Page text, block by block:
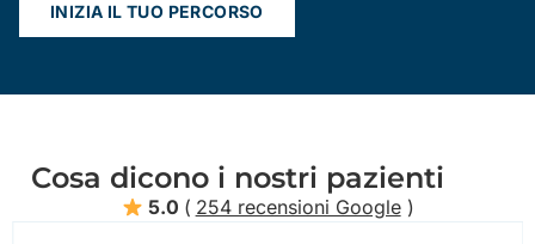
INIZIA IL TUO PERCORSO
Cosa dicono i nostri pazienti
5.0 ( 254 recensioni Google )